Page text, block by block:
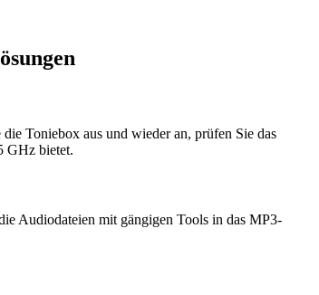
Toniebox aus und wieder an, prüfen Sie das
GHz bietet.
Audiodateien mit gängigen Tools in das MP3-